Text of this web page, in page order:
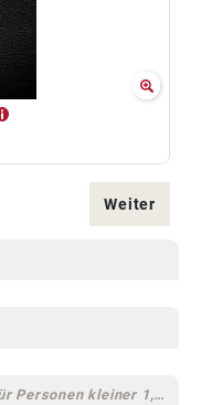
Weiter
Gasfeder Niedrig - für Personen kleiner 1,60 m